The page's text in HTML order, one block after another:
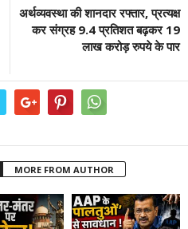
अर्थव्यवस्था की शानदार रफ्तार, प्रत्यक्ष
कर संग्रह 9.4 प्रतिशत बढ़कर 19
लाख करोड़ रुपये के पार
MORE FROM AUTHOR